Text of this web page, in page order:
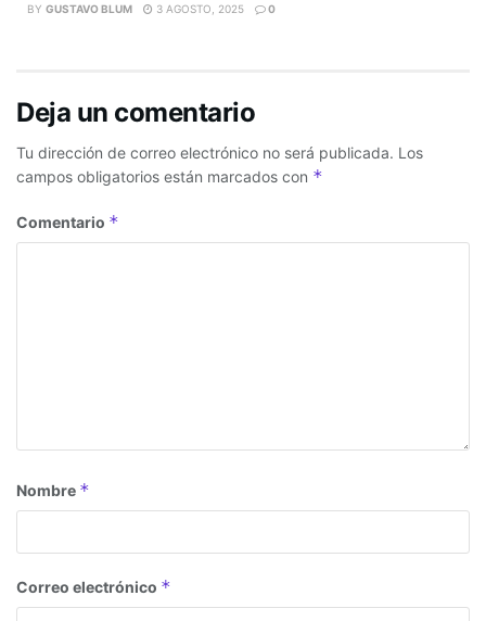
BY GUSTAVO BLUM 3 AGOSTO, 2025 0
Deja un comentario
Tu dirección de correo electrónico no será publicada. Los
campos obligatorios están marcados con *
Comentario *
Nombre *
Correo electrónico *